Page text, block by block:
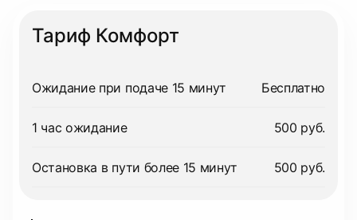
Тариф Комфорт
Ожидание при подаче 15 минут Бесплатно
1 час ожидание 500 руб.
Остановка в пути более 15 минут 500 руб.